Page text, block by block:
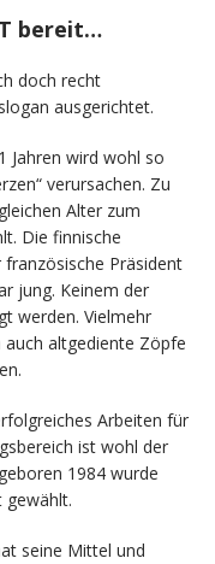
bereit…
doch recht
ausgerichtet.
Jahren wird wohl so
verursachen. Zu
Alter zum
Die finnische
Präsident
jung. Keinem der
werden. Vielmehr
auch altgediente Zöpfe
Arbeiten für
ist wohl der
1984 wurde
gewählt.
seine Mittel und